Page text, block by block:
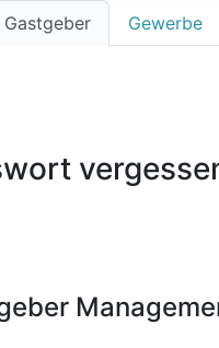
Gastgeber Gewerbe